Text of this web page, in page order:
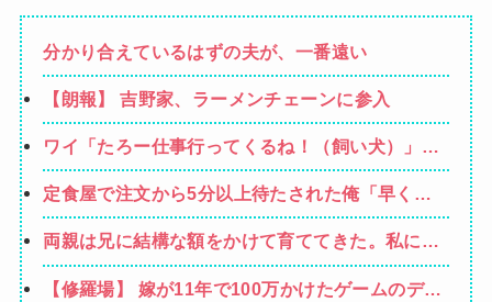
分かり合えているはずの夫が、一番遠い
【朗報】 吉野家、ラーメンチェーンに参入
ワイ「たろー仕事行ってくるね！（飼い犬）」犬
「…？（ぷい」
定食屋で注文から5分以上待たされた俺「早く作
れよノロマ！底辺職はキビキビ動け！そんなんだ
から給料低いんだろうな！」→ すると…
両親は兄に結構な額をかけて育ててきた。私には
高卒で働けと全く気にかけない→母が難病で倒
れ、私が懸命に介護した。でも兄は知らん顔。そ
【修羅場】 嫁が11年で100万かけたゲームのデー